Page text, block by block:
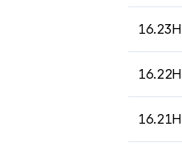
16.23H
16.22H
16.21H